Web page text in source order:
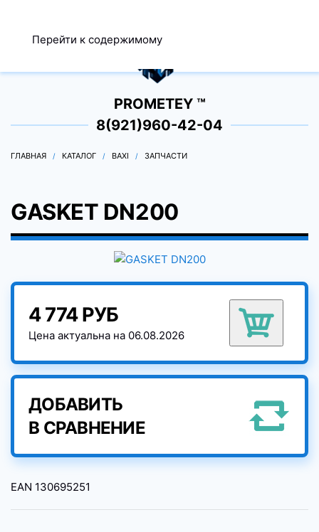
Перейти к содержимому
0
PROMETEY ™
8(921)960-42-04
ГЛАВНАЯ КАТАЛОГ BAXI ЗАПЧАСТИ
GASKET DN200
4 774 РУБ
Цена актуальна на 06.08.2026
ДОБАВИТЬ
В СРАВНЕНИЕ
EAN 130695251